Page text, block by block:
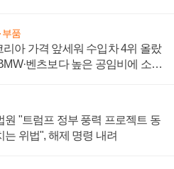
부품
리아 가격 앞세워 수입차 4위 올랐
벤츠보다 높은 공임비에 소비
원 "트럼프 정부 풍력 프로젝트 동
는 위법", 해제 명령 내려